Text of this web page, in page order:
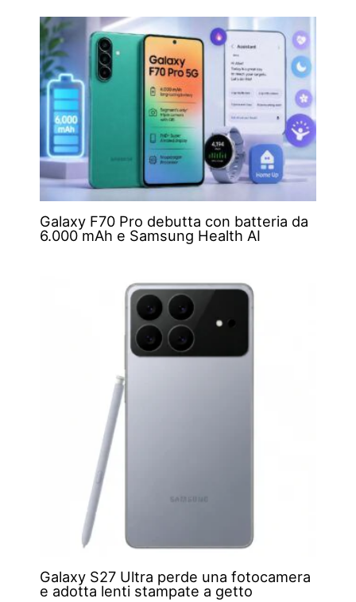
Galaxy F70 Pro debutta con batteria da
6.000 mAh e Samsung Health AI
Galaxy S27 Ultra perde una fotocamera
e adotta lenti stampate a getto